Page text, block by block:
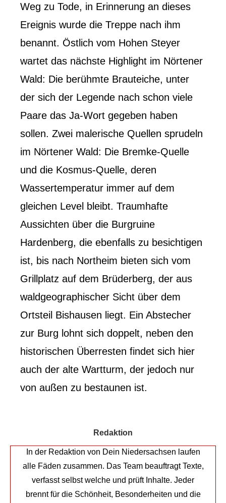
Weg zu Tode, in Erinnerung an dieses
Ereignis wurde die Treppe nach ihm
benannt. Östlich vom Hohen Steyer
wartet das nächste Highlight im Nörtener
Wald: Die berühmte Brauteiche, unter
der sich der Legende nach schon viele
Paare das Ja-Wort gegeben haben
sollen. Zwei malerische Quellen sprudeln
im Nörtener Wald: Die Bremke-Quelle
und die Kosmus-Quelle, deren
Wassertemperatur immer auf dem
gleichen Level bleibt. Traumhafte
Aussichten über die Burgruine
Hardenberg, die ebenfalls zu besichtigen
ist, bis nach Northeim bieten sich vom
Grillplatz auf dem Brüderberg, der aus
waldgeographischer Sicht über dem
Ortsteil Bishausen liegt. Ein Abstecher
zur Burg lohnt sich doppelt, neben den
historischen Überresten findet sich hier
auch der alte Wartturm, der jedoch nur
von außen zu bestaunen ist.
Redaktion
In der Redaktion von Dein Niedersachsen laufen
alle Fäden zusammen. Das Team beauftragt Texte,
verfasst selbst welche und prüft Inhalte. Jeder
brennt für die Schönheit, Besonderheiten und die